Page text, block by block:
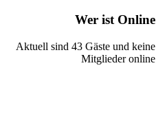
Wer ist Online
Aktuell sind 43 Gäste und keine
Mitglieder online